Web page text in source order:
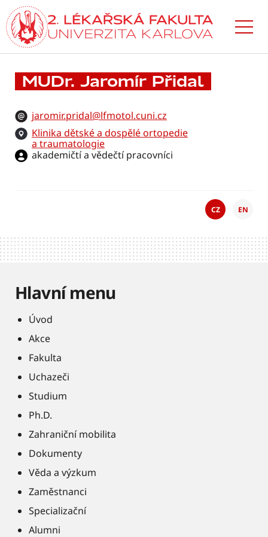
Přejít
k hlavnímu
obsahu
MUDr. Jaromír Přidal
jaromir.pridal@lfmotol.cuni.cz
Klinika dětské a dospělé ortopedie
a traumatologie
akademičtí a vědečtí pracovníci
CZ EN
Hlavní menu
Úvod
Akce
Fakulta
Uchazeči
Studium
Ph.D.
Zahraniční mobilita
Dokumenty
Věda a výzkum
Zaměstnanci
Specializační
Alumni